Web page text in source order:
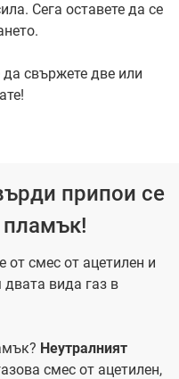
Сега оставете да се
свържете две или
припои се
от смес от ацетилен и
вида газ в
Неутралният
смес от ацетилен,